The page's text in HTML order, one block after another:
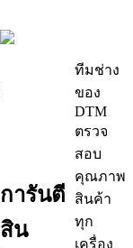
การันตี
สิน
ทีมช่าง
ของ
DTM
ตรวจ
สอบ
คุณภาพ
สินค้า
ทุก
เครื่อง